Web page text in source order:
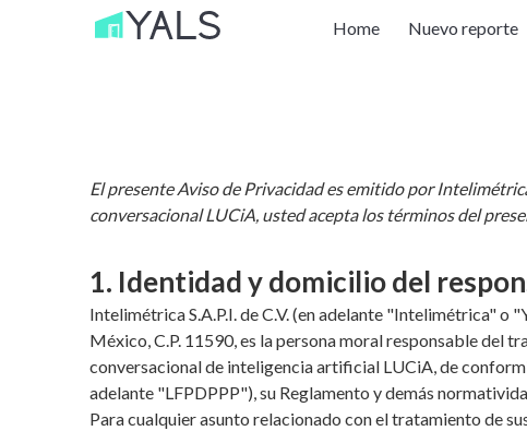
Home Nuevo reporte
El presente Aviso de Privacidad es emitido por
conversacional LUCiA, usted acepta los términos del
1. Identidad y domicilio del
Intelimétrica S.A.P.I. de C.V. (en adelante "Intelimétrica"
México, C.P. 11590, es la persona moral responsable del
conversacional de inteligencia artificial LUCiA, de
adelante "LFPDPPP"), su Reglamento y demás
Para cualquier asunto relacionado con el tratamiento de